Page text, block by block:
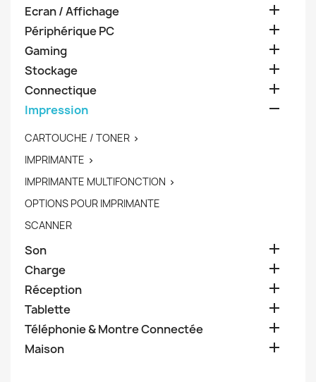
Ecran / Affichage 
Périphérique PC 
Gaming 
Stockage 
Connectique 
Impression 
CARTOUCHE / TONER 
IMPRIMANTE 
IMPRIMANTE MULTIFONCTION 
OPTIONS POUR IMPRIMANTE
SCANNER
Son 
Charge 
Réception 
Tablette 
Téléphonie & Montre Connectée 
Maison 